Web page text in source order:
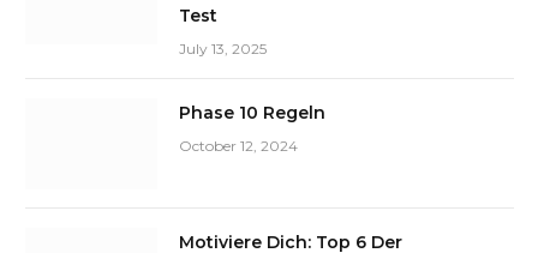
Test
July 13, 2025
Phase 10 Regeln
October 12, 2024
Motiviere Dich: Top 6 Der